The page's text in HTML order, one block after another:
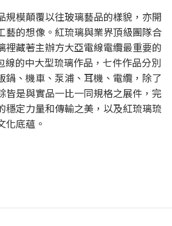
規模顛覆以往玻璃藝品的樣貌，亦開
藝的想像。紅琉璃與業界頂級團隊合
裡藏著主辦方大亞電線電纜最重要的
的中大型琉璃作品，七件作品分別
鍋、機車、泵浦、耳機、電纜，除了
皆是與實品一比一同規格之展件，完
穩定力量和傳輸之美，以及紅琉璃琉
化底蘊。